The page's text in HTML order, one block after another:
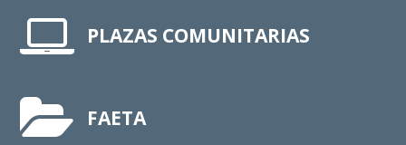
PLAZAS COMUNITARIAS
FAETA